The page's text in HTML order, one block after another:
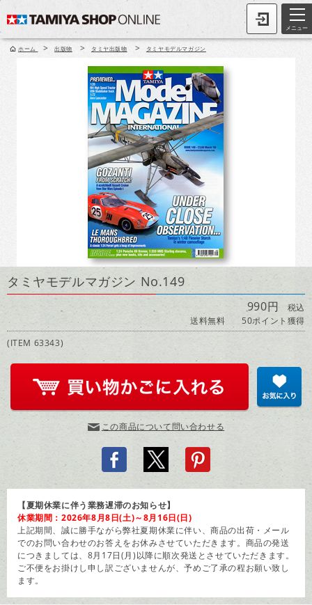
メニュー
ホーム > 出版物 > タミヤ出版物 > タミヤモデルマガジン
タミヤモデルマガジン No.149
990円 税込
送料無料
50ポイント獲得
(ITEM 63343)
この商品について問い合わせる
【夏期休業に伴う業務遅滞のお知らせ】
休業期間：2026年8月8日(土)～8月16日(日)
上記期間、誠に勝手ながら弊社夏期休業に伴い、商品の出荷・メール
でのお問い合わせのお答えをお休みさせていただきます。商品の発送
につきましては、8月17日(月)以降に順次発送とさせていただきます。
ご不便をお掛けし申し訳ございませんが、予めご了承の程お願い致し
ます。